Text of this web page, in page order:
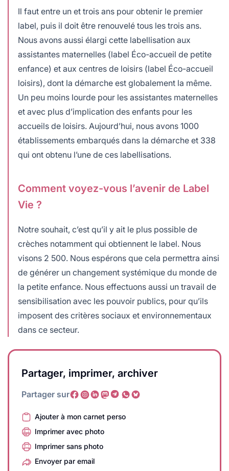
Il faut entre un et trois ans pour obtenir le premier
label, puis il doit être renouvelé tous les trois ans.
Nous avons aussi élargi cette labellisation aux
assistantes maternelles (label Éco-accueil de petite
enfance) et aux centres de loisirs (label Éco-accueil
loisirs), dont la démarche est globalement la même.
Un peu moins lourde pour les assistantes maternelles
et avec plus d’implication des enfants pour les
accueils de loisirs. Aujourd’hui, nous avons 1000
établissements embarqués dans la démarche et 338
qui ont obtenu l’une de ces labellisations.
Comment voyez-vous l’avenir de Label
Vie ?
Notre souhait, c’est qu’il y ait le plus possible de
crèches notamment qui obtiennent le label. Nous
visons 2 500. Nous espérons que cela permettra ainsi
de générer un changement systémique du monde de
la petite enfance. Nous effectuons aussi un travail de
sensibilisation avec les pouvoir publics, pour qu’ils
imposent des critères sociaux et environnementaux
dans ce secteur.
Partager, imprimer, archiver
Partager sur
Ajouter à mon carnet perso
Imprimer avec photo
Imprimer sans photo
Envoyer par email